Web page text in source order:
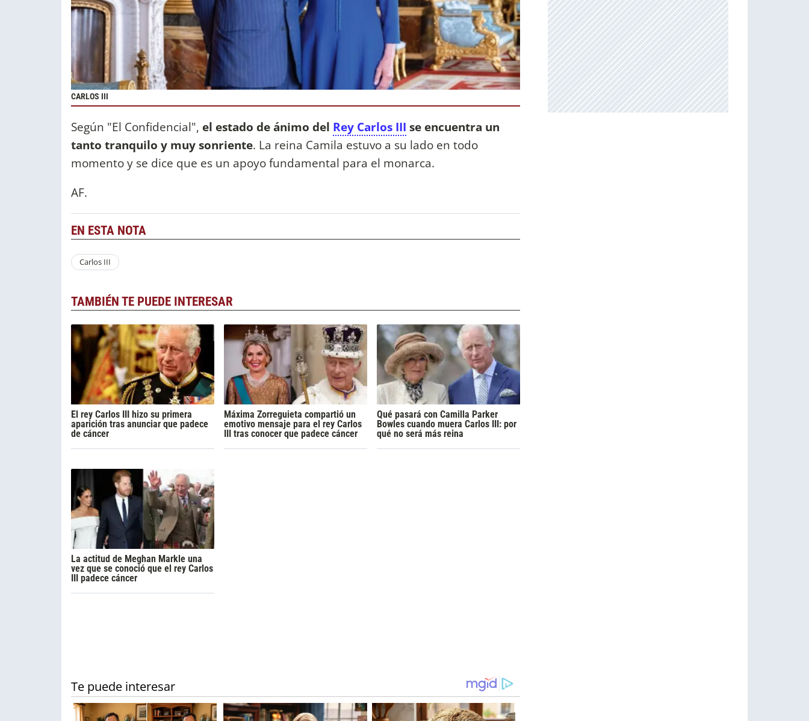
CARLOS III
Según "El Confidencial", el estado de ánimo del Rey Carlos III se encuentra un
tanto tranquilo y muy sonriente. La reina Camila estuvo a su lado en todo
momento y se dice que es un apoyo fundamental para el monarca.
AF.
EN ESTA NOTA
Carlos III
TAMBIÉN TE PUEDE INTERESAR
El rey Carlos III hizo su primera
aparición tras anunciar que padece
de cáncer
Máxima Zorreguieta compartió un
emotivo mensaje para el rey Carlos
III tras conocer que padece cáncer
Qué pasará con Camilla Parker
Bowles cuando muera Carlos III: por
qué no será más reina
La actitud de Meghan Markle una
vez que se conoció que el rey Carlos
III padece cáncer